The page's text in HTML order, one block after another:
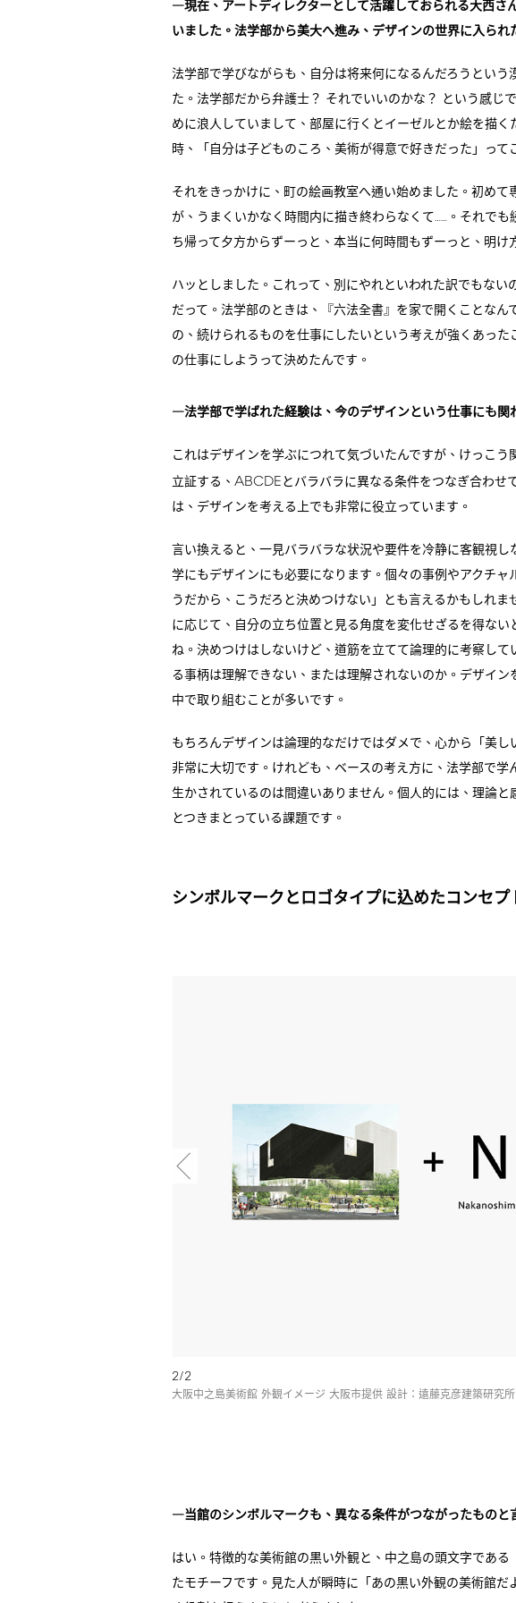
―現在、アートディレクターとして活躍しておられる大西さ
いました。法学部から美大へ進み、デザインの世界に入られ
法学部で学びながらも、自分は将来何になるんだろうとい
た。法学部だから弁護士？ それでいいのかな？ という感じ
めに浪人していまして、部屋に行くとイーゼルとか絵を描
時、「自分は子どものころ、美術が得意で好きだった」って
それをきっかけに、町の絵画教室へ通い始めました。初め
が、うまくいかなく時間内に描き終わらなくて……。それで
ち帰って夕方からずーっと、本当に何時間もずーっと、明け
ハッとしました。これって、別にやれといわれた訳でもない
だって。法学部のときは、『六法全書』を家で開くことな
の、続けられるものを仕事にしたいという考えが強くあっ
の仕事にしようって決めたんです。
―法学部で学ばれた経験は、今のデザインという仕事にも関
これはデザインを学ぶにつれて気づいたんですが、けっこ
立証する、 ABCDEとバラバラに異なる条件をつなぎ合わせ
は、デザインを考える上でも非常に役立っています。
言い換えると、一見バラバラな状況や要件を冷静に客観視
学にもデザインにも必要になります。個々の事例やアクチャ
うだから、こうだろと決めつけない」とも言えるかもしれ
に応じて、自分の立ち位置と見る角度を変化せざるを得な
ね。決めつけはしないけど、道筋を立てて論理的に考察し
る事柄は理解できない、または理解されないのか。デザイ
中で取り組むことが多いです。
もちろんデザインは論理的なだけではダメで、心から「美
非常に大切です。けれども、ベースの考え方に、法学部で
生かされているのは間違いありません。個人的には、理論
とつきまとっている課題です。
シンボルマークとロゴタイプに込めたコンセプ
2/2
大阪中之島美術館 外観イメージ 大阪市提供 設計：遠藤克彦建築研究所
―当館のシンボルマークも、異なる条件がつながったものと
はい。特徴的な美術館の黒い外観と、中之島の頭文字であ
たモチーフです。見た人が瞬時に「あの黒い外観の美術館